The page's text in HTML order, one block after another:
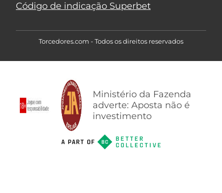
Código de indicação Superbet
Torcedores.com - Todos os direitos reservados
Ministério da Fazenda
adverte: Aposta não é
investimento